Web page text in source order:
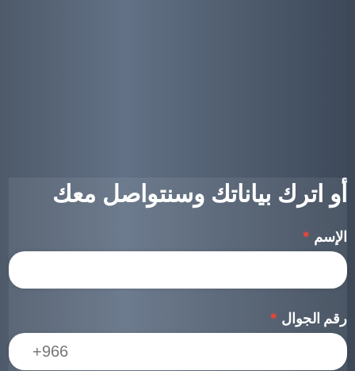
أو اترك بياناتك وسنتواصل معك
الإسم *
رقم الجوال *